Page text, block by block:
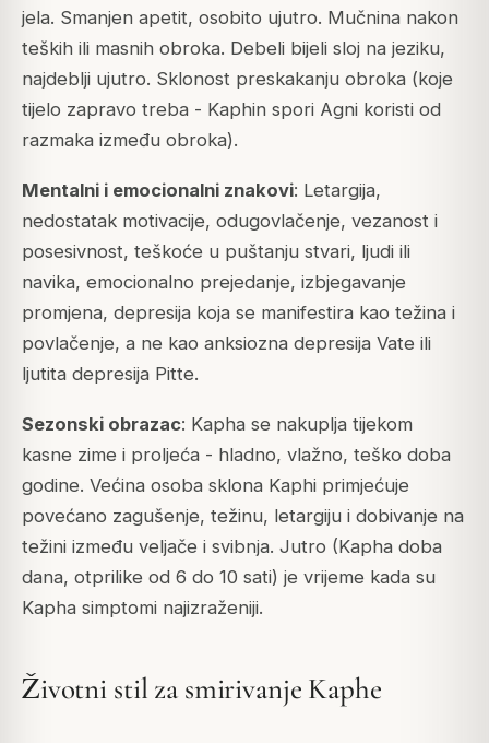
jela. Smanjen apetit, osobito ujutro. Mučnina nakon
teških ili masnih obroka. Debeli bijeli sloj na jeziku,
najdeblji ujutro. Sklonost preskakanju obroka (koje
tijelo zapravo treba - Kaphin spori Agni koristi od
razmaka između obroka).
Mentalni i emocionalni znakovi: Letargija,
nedostatak motivacije, odugovlačenje, vezanost i
posesivnost, teškoće u puštanju stvari, ljudi ili
navika, emocionalno prejedanje, izbjegavanje
promjena, depresija koja se manifestira kao težina i
povlačenje, a ne kao anksiozna depresija Vate ili
ljutita depresija Pitte.
Sezonski obrazac: Kapha se nakuplja tijekom
kasne zime i proljeća - hladno, vlažno, teško doba
godine. Većina osoba sklona Kaphi primjećuje
povećano zagušenje, težinu, letargiju i dobivanje na
težini između veljače i svibnja. Jutro (Kapha doba
dana, otprilike od 6 do 10 sati) je vrijeme kada su
Kapha simptomi najizraženiji.
Životni stil za smirivanje Kaphe